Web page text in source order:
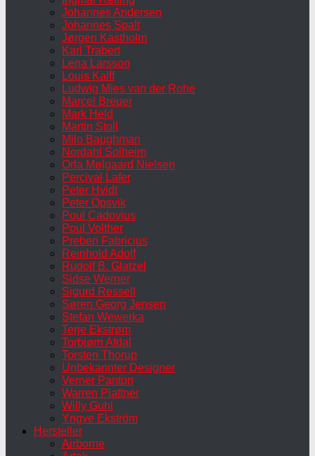
Johannes Andersen
Johannes Spalt
Jørgen Kastholm
Karl Trabert
Lena Larsson
Louis Kalff
Ludwig Mies van der Rohe
Marcel Breuer
Mark Held
Martin Stoll
Milo Baughman
Nordahl Solheim
Orla Mølgaard Nielsen
Percival Lafer
Peter Hvidt
Peter Opsvik
Poul Cadovius
Poul Volther
Preben Fabricius
Reinhold Adolf
Rudolf B. Glatzel
Sidse Werner
Sigurd Ressell
Søren Georg Jensen
Stefan Wewerka
Terje Ekstrøm
Torbjørn Afdal
Torsten Thorup
Unbekannter Designer
Verner Panton
Warren Plattner
Willy Guhl
Yngve Ekström
Hersteller
Airborne